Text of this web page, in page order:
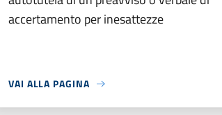
accertamento per inesattezze
VAI ALLA PAGINA